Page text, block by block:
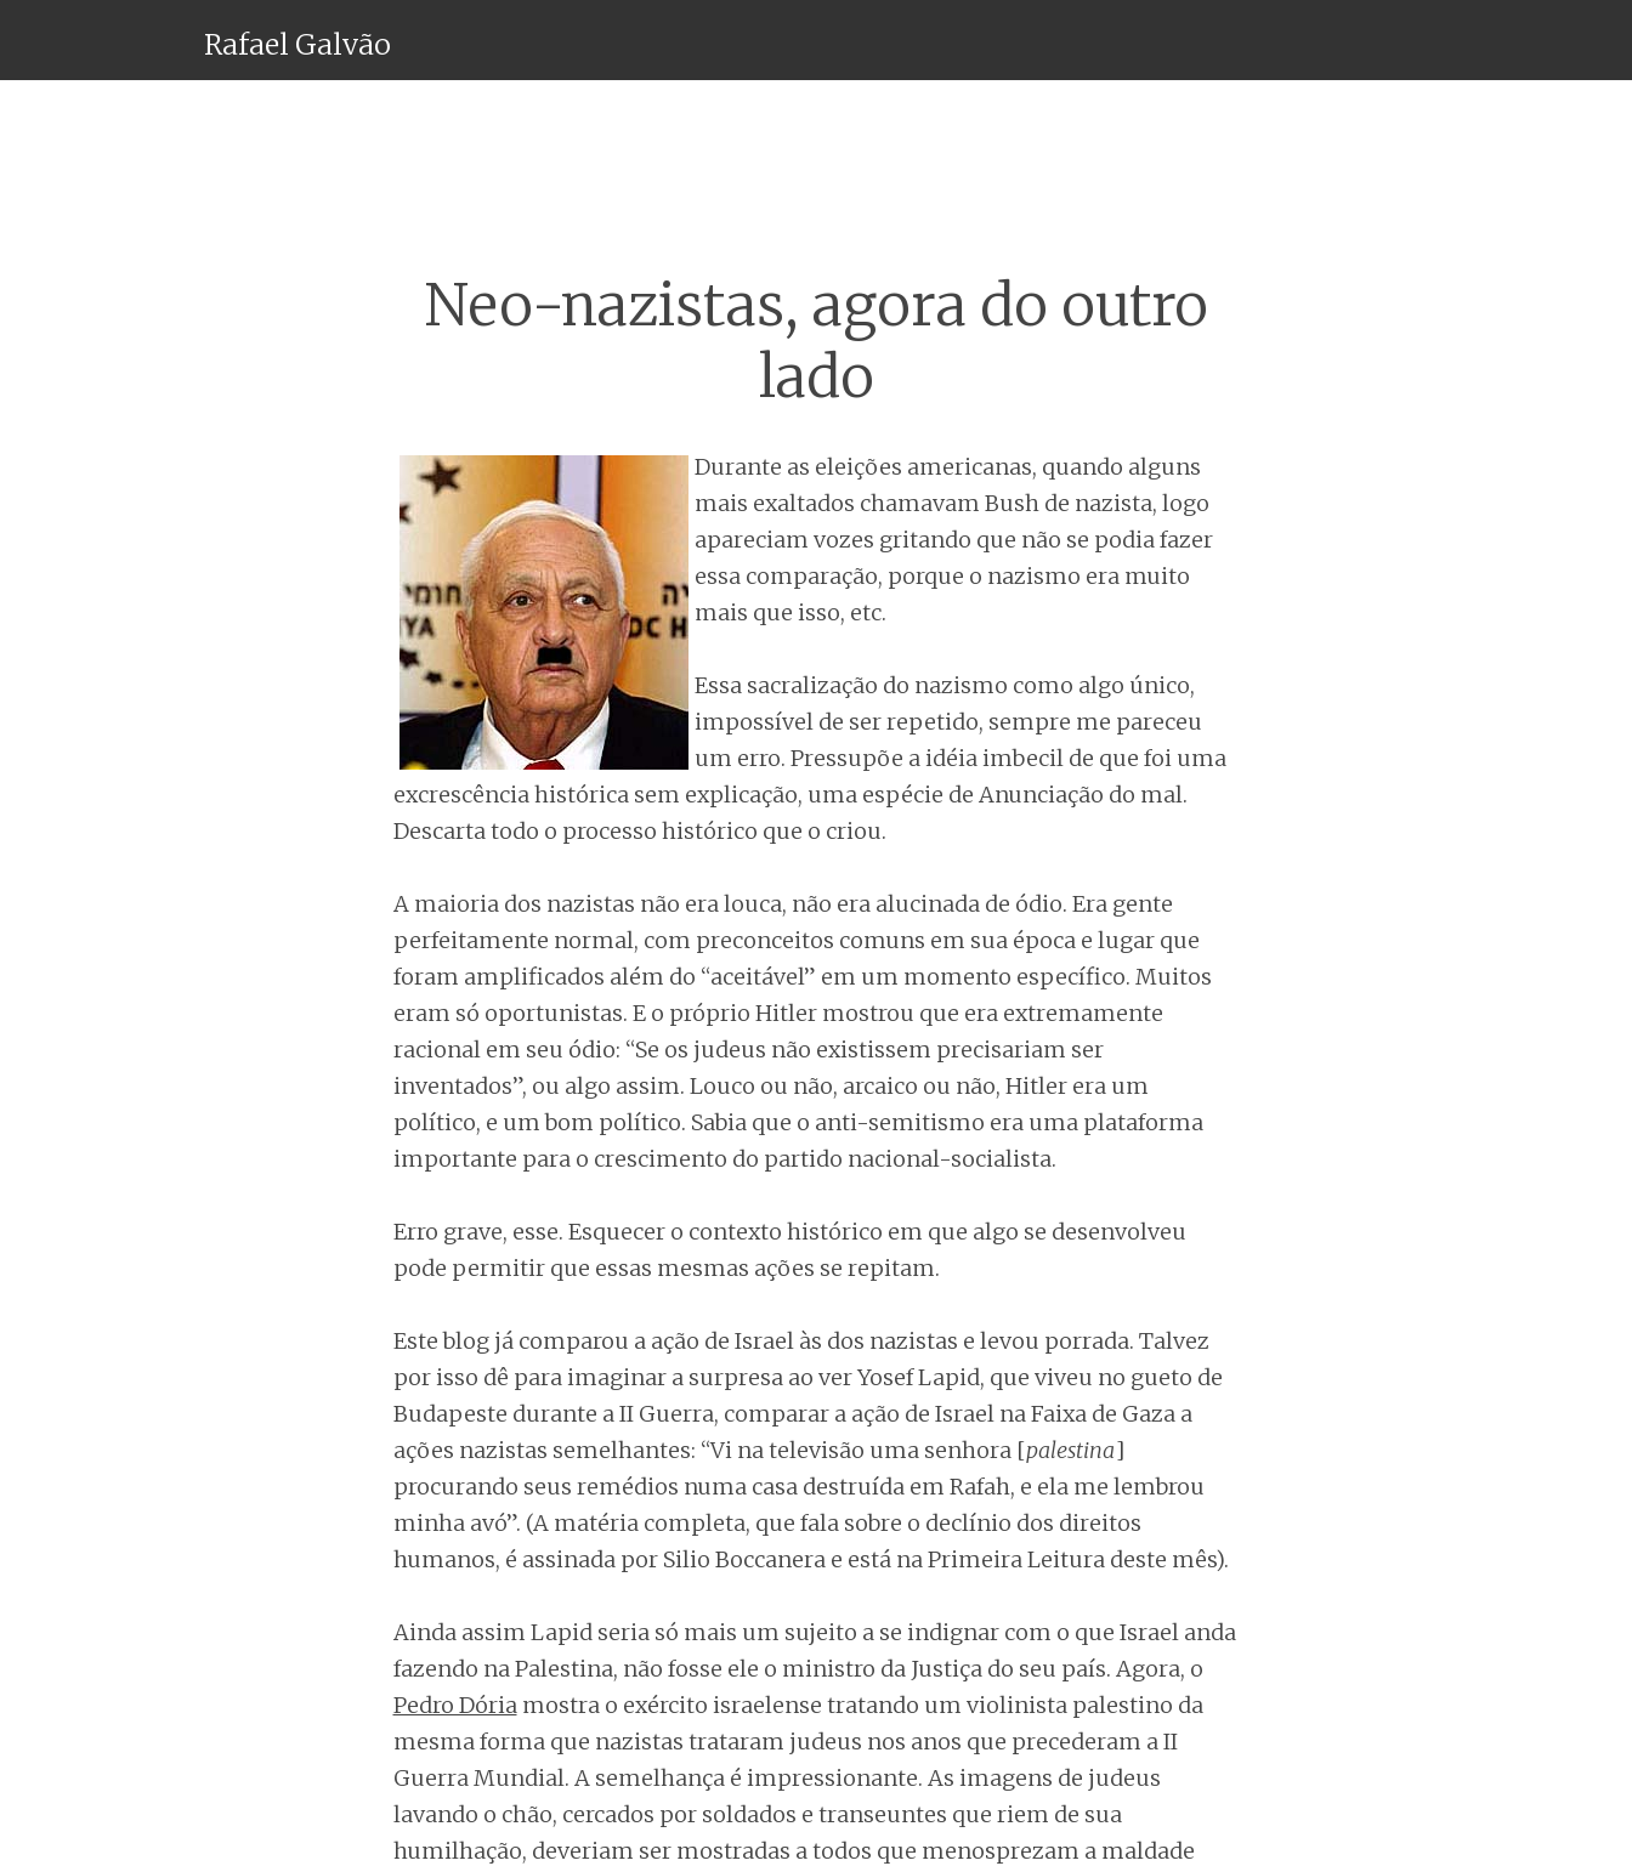
Rafael Galvão
Neo-nazistas, agora do outro
lado
Durante as eleições americanas, quando alguns
mais exaltados chamavam Bush de nazista, logo
apareciam vozes gritando que não se podia fazer
essa comparação, porque o nazismo era muito
mais que isso, etc.
Essa sacralização do nazismo como algo único,
impossível de ser repetido, sempre me pareceu
um erro. Pressupõe a idéia imbecil de que foi uma
excrescência histórica sem explicação, uma espécie de Anunciação do mal.
Descarta todo o processo histórico que o criou.
A maioria dos nazistas não era louca, não era alucinada de ódio. Era gente
perfeitamente normal, com preconceitos comuns em sua época e lugar que
foram amplificados além do “aceitável” em um momento específico. Muitos
eram só oportunistas. E o próprio Hitler mostrou que era extremamente
racional em seu ódio: “Se os judeus não existissem precisariam ser
inventados”, ou algo assim. Louco ou não, arcaico ou não, Hitler era um
político, e um bom político. Sabia que o anti-semitismo era uma plataforma
importante para o crescimento do partido nacional-socialista.
Erro grave, esse. Esquecer o contexto histórico em que algo se desenvolveu
pode permitir que essas mesmas ações se repitam.
Este blog já comparou a ação de Israel às dos nazistas e levou porrada. Talvez
por isso dê para imaginar a surpresa ao ver Yosef Lapid, que viveu no gueto de
Budapeste durante a II Guerra, comparar a ação de Israel na Faixa de Gaza a
ações nazistas semelhantes: “Vi na televisão uma senhora [palestina]
procurando seus remédios numa casa destruída em Rafah, e ela me lembrou
minha avó”. (A matéria completa, que fala sobre o declínio dos direitos
humanos, é assinada por Silio Boccanera e está na Primeira Leitura deste mês).
Ainda assim Lapid seria só mais um sujeito a se indignar com o que Israel anda
fazendo na Palestina, não fosse ele o ministro da Justiça do seu país. Agora, o
Pedro Dória mostra o exército israelense tratando um violinista palestino da
mesma forma que nazistas trataram judeus nos anos que precederam a II
Guerra Mundial. A semelhança é impressionante. As imagens de judeus
lavando o chão, cercados por soldados e transeuntes que riem de sua
humilhação, deveriam ser mostradas a todos que menosprezam a maldade